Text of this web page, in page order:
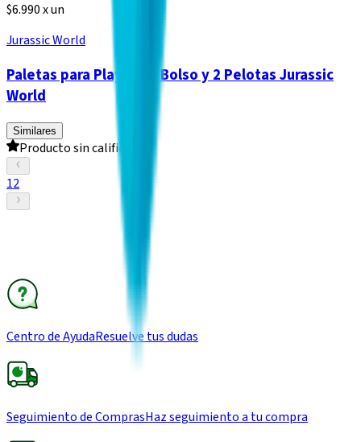
$6.990 x un
Jurassic World
Paletas para Playa con Bolso y 2 Pelotas Jurassic
World
Similares
Producto sin calificar
12
Centro de AyudaResuelve tus dudas
Seguimiento de ComprasHaz seguimiento a tu compra